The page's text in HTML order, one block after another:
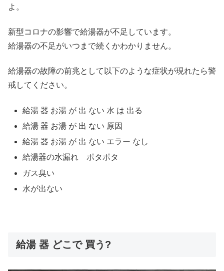
よ。
新型コロナの影響で給湯器が不足しています。
給湯器の不足がいつまで続くかわかりません。
給湯器の故障の前兆として以下のような症状が現れたら警
戒してください。
給湯 器 お湯 が 出 ない 水 は 出る
給湯 器 お湯 が 出 ない 原因
給湯 器 お湯 が 出 ない エラー なし
給湯器の水漏れ ポタポタ
ガス臭い
水が出ない
給湯 器 どこで 買う?